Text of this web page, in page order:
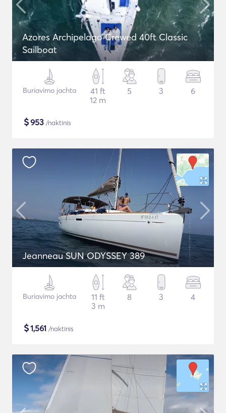
Azores Archipelago Crewed 40ft Classic
Sailboat
Buriavimo jachta
41 ft
12 m
5 3 6
$953 /naktinis
Jeanneau SUN ODYSSEY 389
Buriavimo jachta
11 ft
3 m
8 3 4
$1,561 /naktinis